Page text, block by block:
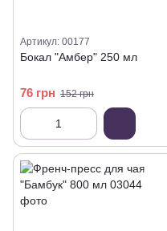
Артикул: 00177
Бокал "Амбер" 250 мл
76 грн 152 грн